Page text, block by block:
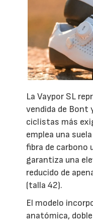
La Vaypor SL
vendida de Bont
ciclistas más
emplea una
fibra de carbono
garantiza una
reducido de
(talla 42).
El modelo
anatómica,